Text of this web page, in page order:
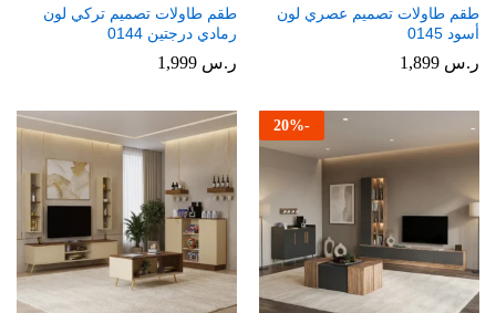
طقم طاولات تصميم عصري لون
أسود 0145
ر.س
طقم طاولات تصميم تركي لون
رمادي درجتين 0144
ر.س
-
20%